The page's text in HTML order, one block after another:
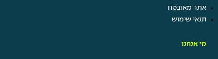
אתר מאובטח
תנאי שימוש
מי אנחנו